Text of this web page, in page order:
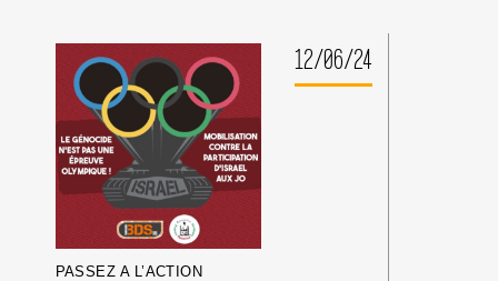
FÉMININ,
DÉNONCEZ
LA
COMPLICITÉ
DE
LA
FIFA
ET
DE
PUMA
AVEC
L’APARTHEID
12/06/24
PASSEZ A L’ACTION